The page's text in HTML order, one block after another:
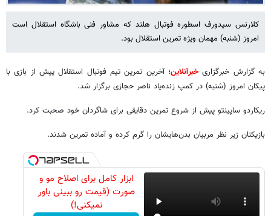
کلارنس سیدورف اسطوره فوتبال هلند که مشاور فنی باشگاه استقلال است
امروز (شنبه) مهمان ویژه تمرین استقلال بود.
به گزارش خبرگزاریخبرآنلاین؛ آخرین تمرین تیم فوتبال استقلال پیش از بازی با
پیکان امروز (شنبه) در کمپ زنده‌یاد ناصر حجازی برگزار شد.
ریکاردو ساپینتو پیش از شروع تمرین دقایقی برای شاگردان خود صحبت کرد.
بازیکنان زیر نظر مربیان بدن‌هایشان را گرم کرده و آماده تمرین شدند.
ابزار کامل برای اصلاح مو و
صورت (قیمت رو ببینی باور
نمیکنی!)